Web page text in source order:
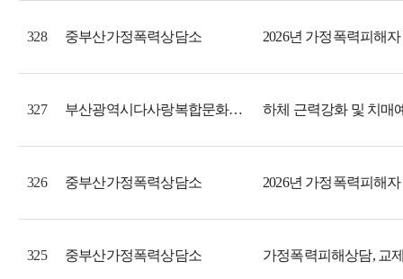
328 중부산가정폭력상담소 2026년 가정폭력피해
327 부산광역시다사랑복합문화예술회관 하체 근력강화 및 치매
326 중부산가정폭력상담소 2026년 가정폭력피해
325 중부산가정폭력상담소